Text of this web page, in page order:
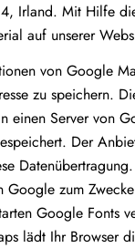
Irland. Mit Hilfe
auf unserer
von Google
zu speichern.
einen Server von
Der
Google zum
Google Fonts
lädt Ihr Browser